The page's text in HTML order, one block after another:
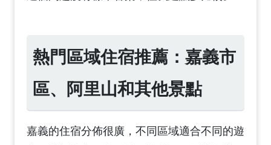
熱門區域住宿推薦：嘉義市
區、阿里山和其他景點
嘉義的住宿分佈很廣，不同區域適合不同的遊